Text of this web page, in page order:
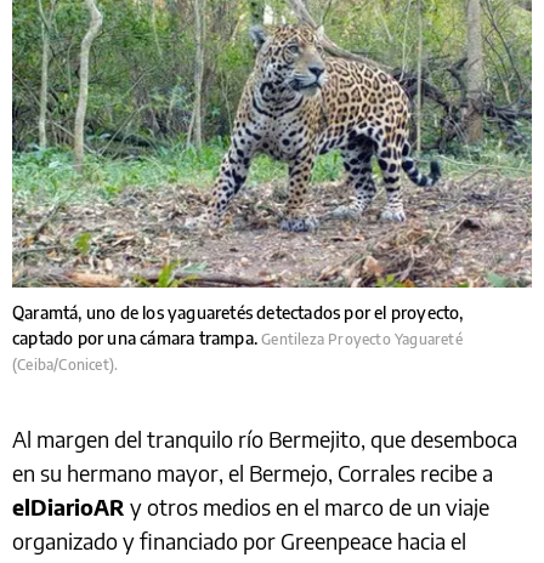
Qaramtá, uno de los yaguaretés detectados por el proyecto,
captado por una cámara trampa.Gentileza Proyecto Yaguareté
(Ceiba/Conicet).
Al margen del tranquilo río Bermejito, que desemboca
en su hermano mayor, el Bermejo, Corrales recibe a
elDiarioAR y otros medios en el marco de un viaje
organizado y financiado por Greenpeace hacia el